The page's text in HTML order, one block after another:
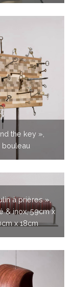
the key »,
bouleau
à prières »,
& inox, 59cm x
x 18cm